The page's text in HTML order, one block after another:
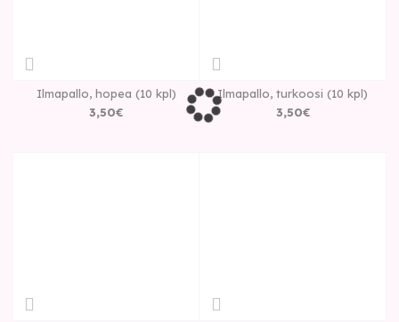
Ilmapallo, hopea (10 kpl)
3,50€
Ilmapallo, turkoosi (10 kpl)
3,50€